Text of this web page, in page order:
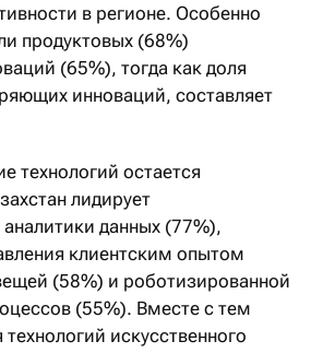
в регионе. Особенно
продуктовых (68%)
(65%), тогда как доля
инноваций, составляет
технологий остается
лидирует
данных (77%),
клиентским опытом
(58%) и роботизированной
(55%). Вместе с тем
искусственного